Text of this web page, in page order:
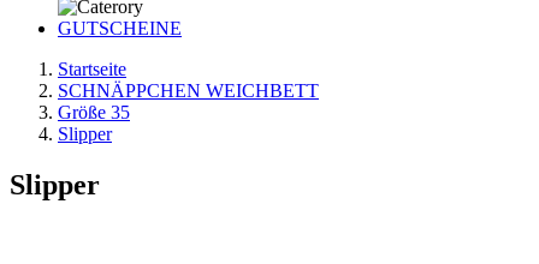
GUTSCHEINE
Startseite
SCHNÄPPCHEN WEICHBETT
Größe 35
Slipper
Slipper